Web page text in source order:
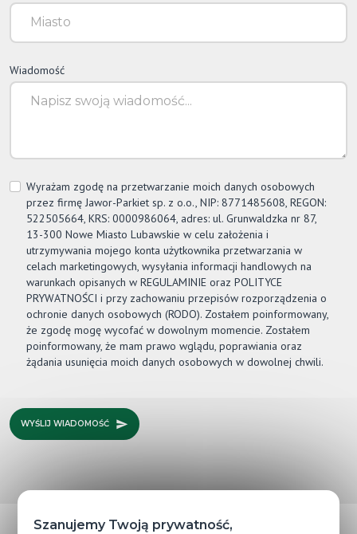
Wiadomość
Wyrażam zgodę na przetwarzanie moich danych osobowych
przez firmę Jawor-Parkiet sp. z o.o., NIP: 8771485608, REGON:
522505664, KRS: 0000986064, adres: ul. Grunwaldzka nr 87,
13-300 Nowe Miasto Lubawskie w celu założenia i
utrzymywania mojego konta użytkownika przetwarzania w
celach marketingowych, wysyłania informacji handlowych na
warunkach opisanych w REGULAMINIE oraz POLITYCE
PRYWATNOŚCI i przy zachowaniu przepisów rozporządzenia o
ochronie danych osobowych (RODO). Zostałem poinformowany,
że zgodę mogę wycofać w dowolnym momencie. Zostałem
poinformowany, że mam prawo wglądu, poprawiania oraz
żądania usunięcia moich danych osobowych w dowolnej chwili.
WYŚLIJ WIADOMOŚĆ
Szanujemy Twoją prywatność,